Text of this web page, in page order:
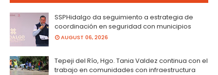
SSPHidalgo da seguimiento a estrategia de
coordinación en seguridad con municipios
AUGUST 06, 2026
Tepeji del Río, Hgo. Tania Valdez continua con el
trabajo en comunidades con infraestructura